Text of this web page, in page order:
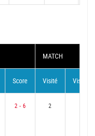
MATCH
Score Visité Visiteur
2 - 6 2